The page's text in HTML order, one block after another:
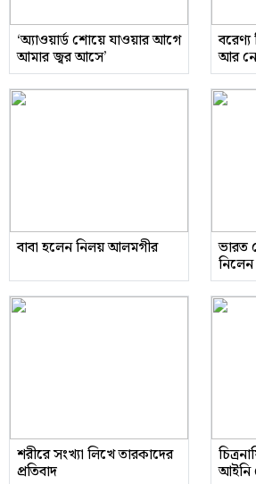
‘অ্যাওয়ার্ড শোয়ে যাওয়ার আগে
আমার জ্বর আসে’
বরেণ্য
আর
বাবা হলেন নিলয় আলমগীর ভারত
শরীরে সংখ্যা লিখে তারকাদের
প্রতিবাদ আইনি